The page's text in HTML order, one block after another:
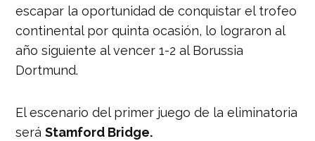
escapar la oportunidad de conquistar el trofeo
continental por quinta ocasión, lo lograron al
año siguiente al vencer 1-2 al Borussia
Dortmund.
El escenario del primer juego de la eliminatoria
seráStamford Bridge.